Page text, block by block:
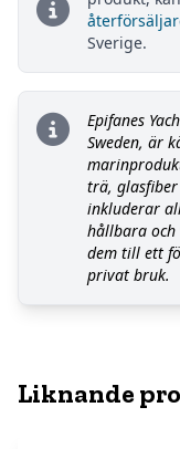
Sverige.
Epifanes
Sweden, är
trä,
inkluderar
hållbara och
dem till ett
privat bruk.
Liknande